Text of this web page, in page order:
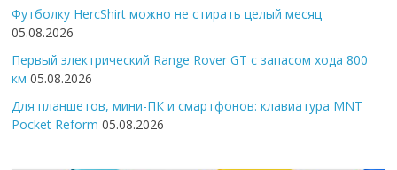
Футболку HercShirt можно не стирать целый месяц
05.08.2026
Первый электрический Range Rover GT с запасом хода 800
км 05.08.2026
Для планшетов, мини-ПК и смартфонов: клавиатура MNT
Pocket Reform 05.08.2026